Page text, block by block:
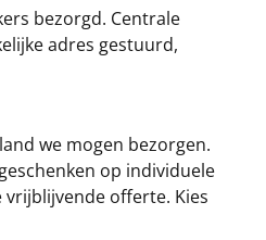
bezorgd. Centrale
adres gestuurd,
we mogen bezorgen.
op individuele
offerte. Kies